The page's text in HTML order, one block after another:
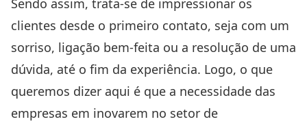
Sendo assim, trata-se de impressionar os
clientes desde o primeiro contato, seja com um
sorriso, ligação bem-feita ou a resolução de uma
dúvida, até o fim da experiência. Logo, o que
queremos dizer aqui é que a necessidade das
empresas em inovarem no setor de